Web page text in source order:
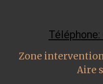
Zone
Aire